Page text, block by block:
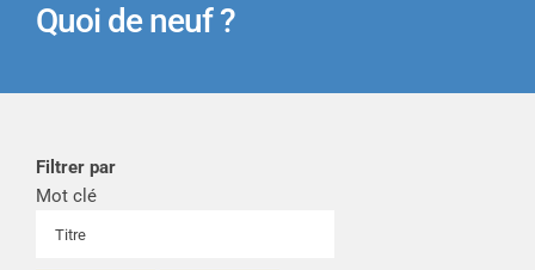
Quoi de neuf ?
Filtrer par
Mot clé